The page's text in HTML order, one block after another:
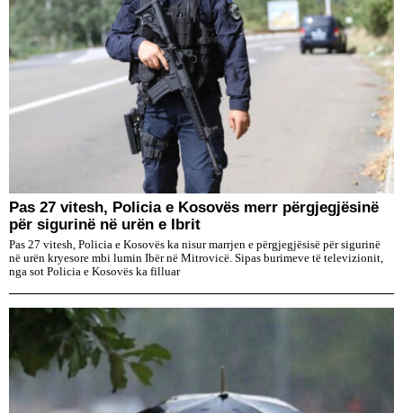
Pas 27 vitesh, Policia e Kosovës merr përgjegjësinë
për sigurinë në urën e Ibrit
Pas 27 vitesh, Policia e Kosovës ka nisur marrjen e përgjegjësisë për sigurinë
në urën kryesore mbi lumin Ibër në Mitrovicë. Sipas burimeve të televizionit,
nga sot Policia e Kosovës ka filluar